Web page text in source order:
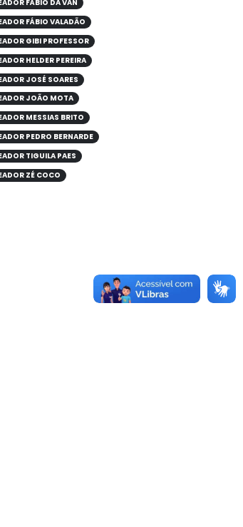
FÁBIO DA VAN
FÁBIO VALADÃO
GIBI PROFESSOR
HELDER PEREIRA
JOSÉ SOARES
JOÃO MOTA
MESSIAS BRITO
PEDRO BERNARDE
TIGUILA PAES
ZÉ COCO